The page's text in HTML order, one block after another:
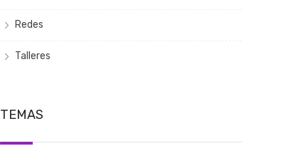
Redes
Talleres
TEMAS